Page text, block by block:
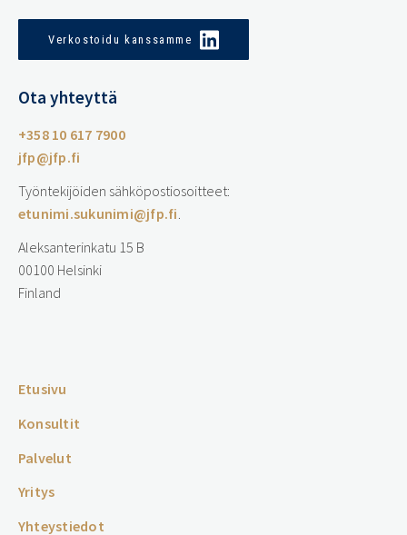
Verkostoidu kanssamme
Ota yhteyttä
+358 10 617 7900
jfp@jfp.fi
Työntekijöiden sähköpostiosoitteet:
etunimi.sukunimi@jfp.fi.
Aleksanterinkatu 15 B
00100 Helsinki
Finland
Etusivu
Konsultit
Palvelut
Yritys
Yhteystiedot